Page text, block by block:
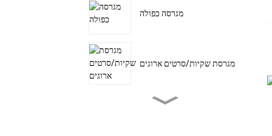
מגרסה כפולה
מגרסת שקיות/סרטים ארוגים